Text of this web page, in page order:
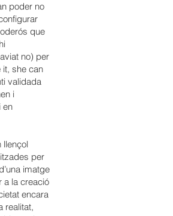
poder no
que
no) per
it, she can
validada
i
en
llençol
per
imatge
a la creació
encara
realitat,